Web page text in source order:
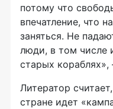
потому что
впечатление, что
заняться. Не
люди, в том числе
старых
Литератор
стране идет